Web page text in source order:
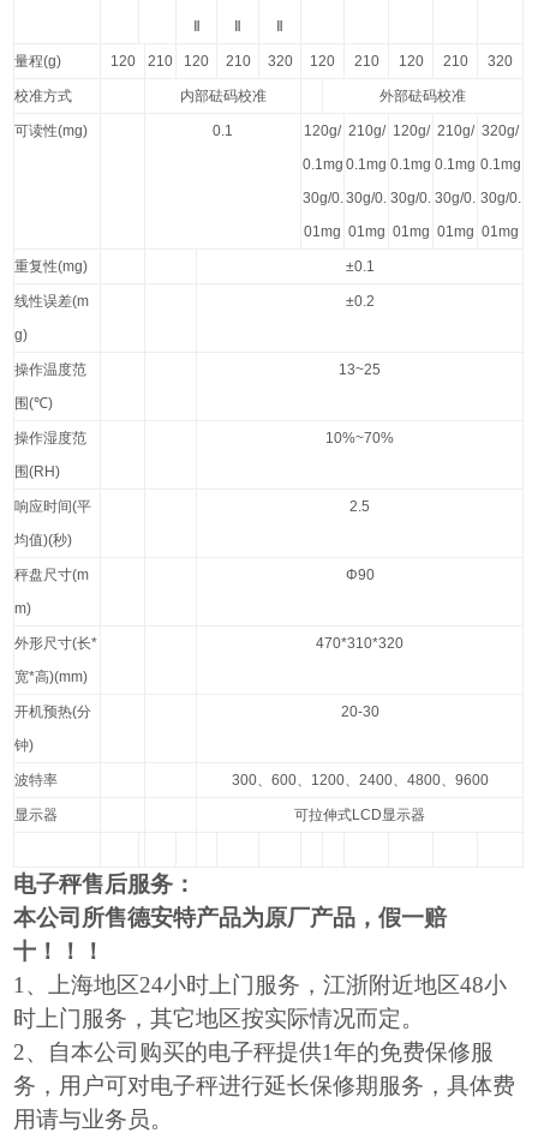
量程(g) 120 210 120 210 320 120 210 120 210 320
校准方式 内部砝码校准 外部砝码校准
可读性(mg) 0.1
120g/
0.1mg
30g/0.
01mg
210g/
0.1mg
30g/0.
01mg
120g/
0.1mg
30g/0.
01mg
210g/
0.1mg
30g/0.
01mg
320g/
0.1mg
30g/0.
01mg
重复性(mg) ±0.1
线性误差(m
g)
±0.2
操作温度范
围(℃)
13~25
操作湿度范
围(RH)
10%~70%
响应时间(平
均值)(秒)
2.5
秤盘尺寸(m
m)
Φ90
外形尺寸(长*
宽*高)(mm)
470*310*320
开机预热(分
钟)
20-30
波特率 300、 600、 1200、 2400、 4800、 9600
显示器 可拉伸式LCD显示器
电子秤售后服务：
本公司所售德安特产品为原厂产品，假一赔
十！！！
1 、上海地区24小时上门服务，江浙附近地区48小
时上门服务，其它地区按实际情况而定。
2、自本公司购买的电子秤提供1年的免费保修服
务，用户可对电子秤进行延长保修期服务，具体费
用请与业务员。